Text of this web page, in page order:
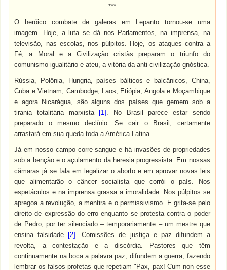
***
O heróico combate de galeras em Lepanto tornou-se uma
imagem. Hoje, a luta se dá nos Parlamentos, na imprensa, na
televisão, nas escolas, nos púlpitos. Hoje, os ataques contra a
Fé, a Moral e a Civilização cristãs preparam o triunfo do
comunismo igualitário e ateu, a vitória da anti-civilização gnóstica.
Rússia, Polônia, Hungria, países bálticos e balcânicos, China,
Cuba e Vietnam, Cambodge, Laos, Etiópia, Angola e Moçambique
e agora Nicarágua, são alguns dos países que gemem sob a
tirania totalitária marxista
[1] . No Brasil parece estar sendo
preparado o mesmo declínio. Se cair o Brasil, certamente
arrastará em sua queda toda a América Latina.
Já em nosso campo corre sangue e há invasões de propriedades
sob a benção e o açulamento da heresia progressista. Em nossas
câmaras já se fala em legalizar o aborto e em aprovar novas leis
que alimentarão o câncer socialista que corrói o país. Nos
espetáculos e na imprensa grassa a imoralidade. Nos púlpitos se
apregoa a revolução, a mentira e o permissivismo. E grita-se pelo
direito de expressão do erro enquanto se protesta contra o poder
de Pedro, por ter silenciado – temporariamente – um mestre que
ensina falsidade
[2] . Comissões de justiça e paz difundem a
revolta, a contestação e a discórdia. Pastores que têm
continuamente na boca a palavra paz, difundem a guerra, fazendo
lembrar os falsos profetas que repetiam "Pax, pax! Cum non esse